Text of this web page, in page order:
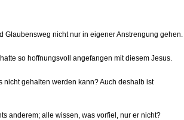
Glaubensweg nicht nur in eigener Anstrengung gehen.
so hoffnungsvoll angefangen mit diesem Jesus.
gehalten werden kann? Auch deshalb ist
anderem; alle wissen, was vorfiel, nur er nicht?